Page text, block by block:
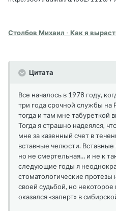
Столбов Михаил - Как я
Цитата
Все началось в 1978 году,
три года срочной службы на
тогда и там мне табуреткой
Тогда я страшно надеялся,
мне за казенный счет в
вставные челюсти.
но не смертельная… и не к
следующие годы я
стоматологические
своей судьбой, но некоторое
оказался «заперт» в